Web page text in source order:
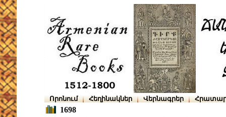
Որոնում Հեղինակներ Վերնագրեր
1698